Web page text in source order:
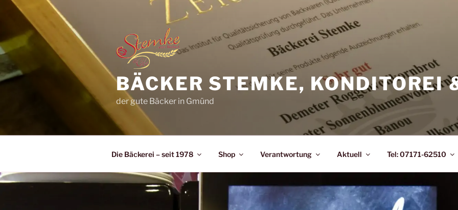
Zum
springen
BÄCKER STEMKE, KONDITOREI
der gute Bäcker in Gmünd
Die Bäckerei – seit 1978 Shop Verantwortung Aktuell Tel: 07171-62510